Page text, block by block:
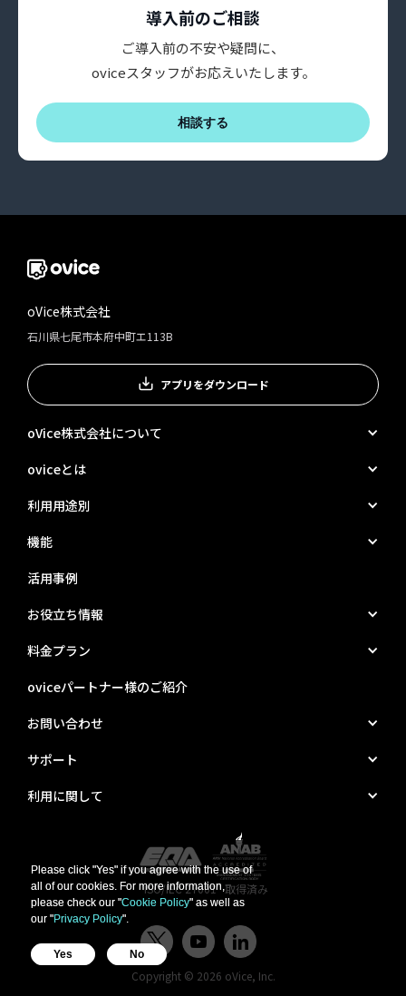
導入前のご相談
ご導入前の不安や疑問に、
oviceスタッフがお応えいたします。
相談する
oVice株式会社
石川県七尾市本府中町エ113B
アプリをダウンロード
oVice株式会社について
oviceとは
利用用途別
機能
活用事例
お役立ち情報
料金プラン
oviceパートナー様のご紹介
お問い合わせ
サポート
利用に関して
"ISO/IEC 27001" 取得済み
Copyright © 2026 oVice, Inc.
Please click "Yes" if you agree with the use of
all of our cookies. For more information,
please check our "Cookie Policy" as well as
our "Privacy Policy".
Yes No
Please click "Yes" if you agree with the use of
all of our cookies. For more information,
please check our "Cookie Policy" as well as
our "Privacy Policy".
Yes No